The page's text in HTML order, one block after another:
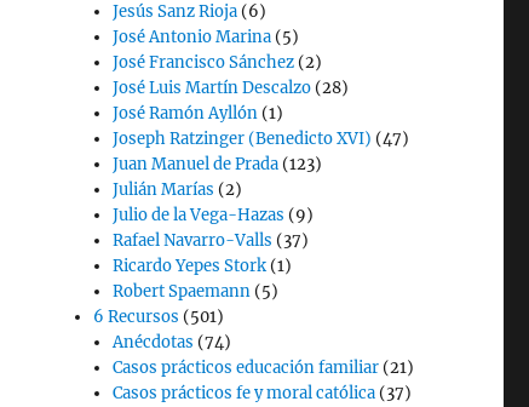
Jesús Sanz Rioja (6)
José Antonio Marina (5)
José Francisco Sánchez (2)
José Luis Martín Descalzo (28)
José Ramón Ayllón (1)
Joseph Ratzinger (Benedicto XVI) (47)
Juan Manuel de Prada (123)
Julián Marías (2)
Julio de la Vega-Hazas (9)
Rafael Navarro-Valls (37)
Ricardo Yepes Stork (1)
Robert Spaemann (5)
6 Recursos (501)
Anécdotas (74)
Casos prácticos educación familiar (21)
Casos prácticos fe y moral católica (37)